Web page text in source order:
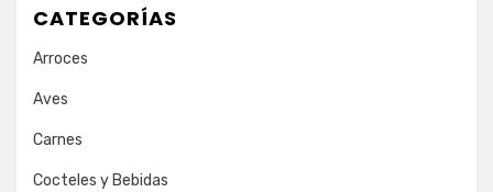
CATEGORÍAS
Arroces
Aves
Carnes
Cocteles y Bebidas